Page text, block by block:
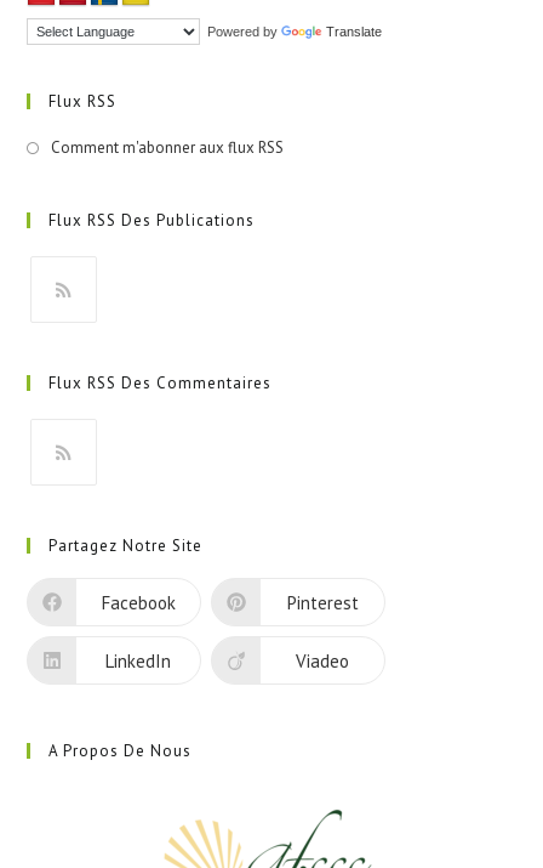
Powered by Translate
Flux RSS
Comment m'abonner aux flux RSS
Flux RSS Des Publications
un
onglet
Flux RSS Des Commentaires
un
nouvel
Partagez Notre Site
Facebook Pinterest
LinkedIn Viadeo
A Propos De Nous